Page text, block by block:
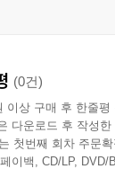
treasures,
though I had
son was
but my wife,
(0건)
이상 구매 후 한줄평
다운로드 후 작성
첫번째 회차 주문
이백, CD/LP,